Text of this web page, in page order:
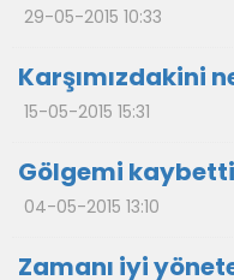
29-05-2015 10:33
Karşımızdakini
15-05-2015 15:31
Gölgemi
04-05-2015 13:10
Zamanı iyi